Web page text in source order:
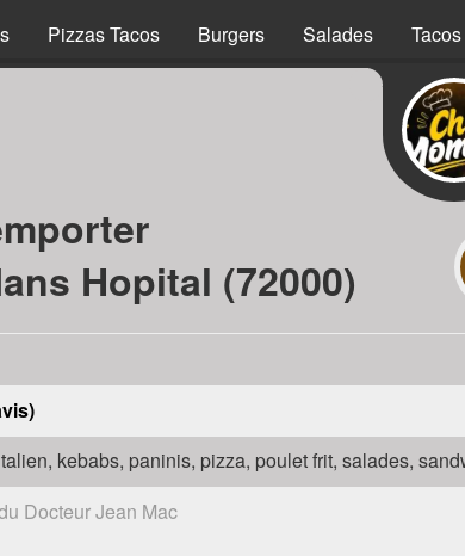
Pizzas Tacos Burgers Salades Tacos
Hopital (72000)
kebabs, paninis, pizza, poulet frit, salades,
Docteur Jean Mac